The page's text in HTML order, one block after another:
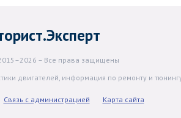
– Все права защищены
двигателей, информация по ремонту и
Связь с администрацией Карта сайта